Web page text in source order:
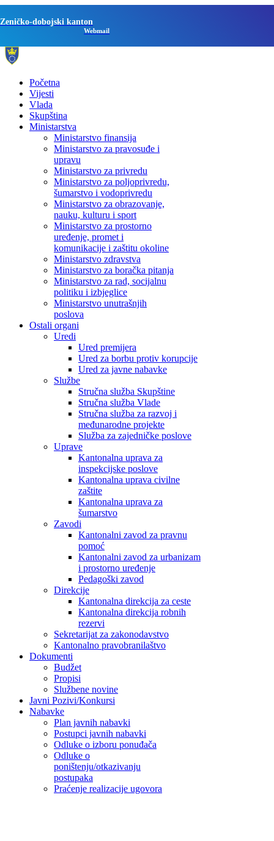
Zeničko-dobojski kanton
Webmail
Početna
Vijesti
Vlada
Skupština
Ministarstva
Ministarstvo finansija
Ministarstvo za pravosuđe i
upravu
Ministarstvo za privredu
Ministarstvo za poljoprivredu,
šumarstvo i vodoprivredu
Ministarstvo za obrazovanje,
nauku, kulturu i sport
Ministarstvo za prostorno
uređenje, promet i
komunikacije i zaštitu okoline
Ministarstvo zdravstva
Ministarstvo za boračka pitanja
Ministarstvo za rad, socijalnu
politiku i izbjeglice
Ministarstvo unutrašnjih
poslova
Ostali organi
Uredi
Ured premijera
Ured za borbu protiv korupcije
Ured za javne nabavke
Službe
Stručna služba Skupštine
Stručna služba Vlade
Stručna služba za razvoj i
međunarodne projekte
Služba za zajedničke poslove
Uprave
Kantonalna uprava za
inspekcijske poslove
Kantonalna uprava civilne
zaštite
Kantonalna uprava za
šumarstvo
Zavodi
Kantonalni zavod za pravnu
pomoć
Kantonalni zavod za urbanizam
i prostorno uređenje
Pedagoški zavod
Direkcije
Kantonalna direkcija za ceste
Kantonalna direkcija robnih
rezervi
Sekretarijat za zakonodavstvo
Kantonalno pravobranilaštvo
Dokumenti
Budžet
Propisi
Službene novine
Javni Pozivi/Konkursi
Nabavke
Plan javnih nabavki
Postupci javnih nabavki
Odluke o izboru ponuđača
Odluke o
poništenju/otkazivanju
postupaka
Praćenje realizacije ugovora